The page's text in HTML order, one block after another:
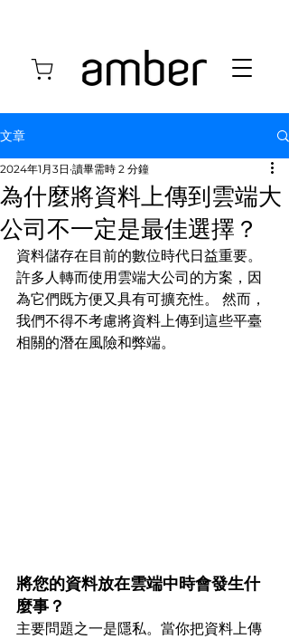
文章
為什麼將資料上傳到雲端大
公司不一定是最佳選擇？
2024年1月3日 讀畢需時 2 分鐘
資料儲存在目前的數位時代日益重要。
許多人轉而使用雲端大公司的方案，因
為它們既方便又具有可擴充性。 然而，
我們不得不考慮將資料上傳到這些平臺
相關的潛在風險和弊端。
將您的資料放在雲端中時會發生什
麼事？
主要問題之一是隱私。當你把資料上傳